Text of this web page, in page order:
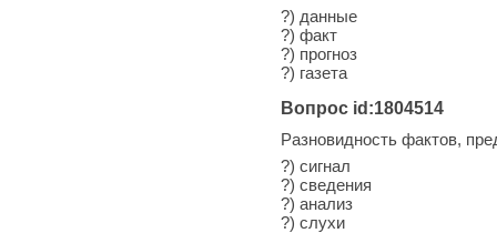
?) данные
?) факт
?) прогноз
?) газета
Вопрос id:1804514
Разновидность фактов,
?) сигнал
?) сведения
?) анализ
?) слухи